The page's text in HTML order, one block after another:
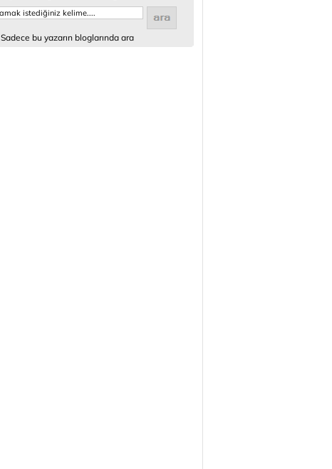
Sadece bu yazarın bloglarında ara